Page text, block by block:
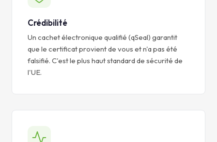
Crédibilité
Un cachet électronique qualifié (qSeal) garantit
que le certificat provient de vous et n'a pas été
falsifié. C'est le plus haut standard de sécurité de
l'UE.